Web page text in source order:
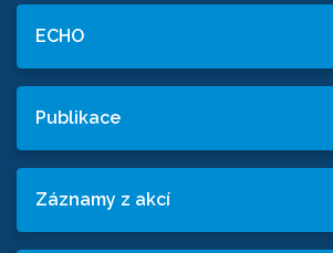
ECHO
Publikace
Záznamy z akcí